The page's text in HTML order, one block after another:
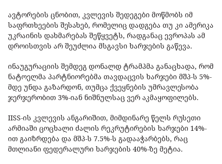
ავტორების ცნობით, კვლევის შედეგები მოწმობს იმ
საფრთხეების შესახებ, რომელიც დადგება თუ კი ამერიკა
უკრაინის დახმარებას შეწყვეტს, რადგანაც ევროპას ამ
დროისთვის არ შეუძლია მსგავსი ხარჯების გაწევა.
ინაუგურაციის შემდეგ დონალდ ტრამპმა განაცხადა, რომ
ნატოელმა პარტნიორებმა თავდაცვის ხარჯები მშპ-ს 5%-
მდე უნდა გაზარდონ, თუმცა ქვეყნების უმრავლესობა
ჯერჯერობით 3%-იან ნიშნულსაც ვერ აკმაყოფილებს.
IISS-ის კვლევის ანგარიშით, მიმდინარე წელს რუსეთი
არმიაში ცოცხალი ძალის რეკრუტირების ხარჯები 14%-
ით გაიზრდება და მშპ-ს 7.5%-ს გადააჭარბებს, რაც
მთლიანი ფედერალური ხარჯების 40%-ზე მეტია.